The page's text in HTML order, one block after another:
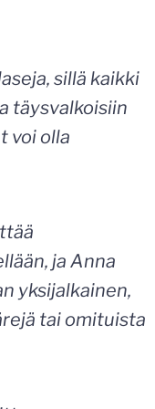
sillä kaikki
täysvalkoisiin
voi olla
ja Anna
yksijalkainen,
tai omituista